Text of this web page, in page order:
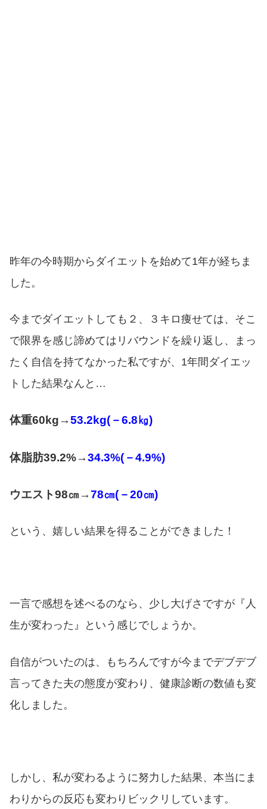
昨年の今時期からダイエットを始めて1年が経ちま
した。
今までダイエットしても２、３キロ痩せては、そこ
で限界を感じ諦めてはリバウンドを繰り返し、まっ
たく自信を持てなかった私ですが、1年間ダイエッ
トした結果なんと…
体重60kg→53.2kg(－6.8㎏)
体脂肪39.2%→34.3%(－4.9%)
ウエスト98㎝→78㎝(－20㎝)
という、嬉しい結果を得ることができました！
一言で感想を述べるのなら、少し大げさですが『人
生が変わった』という感じでしょうか。
自信がついたのは、もちろんですが今までデブデブ
言ってきた夫の態度が変わり、健康診断の数値も変
化しました。
しかし、私が変わるように努力した結果、本当にま
わりからの反応も変わりビックリしています。